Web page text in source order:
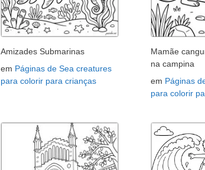
Amizades Submarinas
em Páginas de Sea creatures
para colorir para crianças
Mamãe
na campina
em Páginas
para colorir